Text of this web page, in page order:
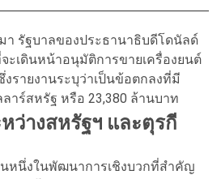
รัฐบาลของประธานาธิบดีโดนัลด์
ะเดินหน้าอนุมัติการขายเครื่องยนต์
รายงานระบุว่าเป็นข้อตกลงที่มี
าร์สหรัฐ หรือ 23,380 ล้านบาท
ว่างสหรัฐฯ และตุรกี
หนึ่งในพัฒนาการเชิงบวกที่สำคัญ